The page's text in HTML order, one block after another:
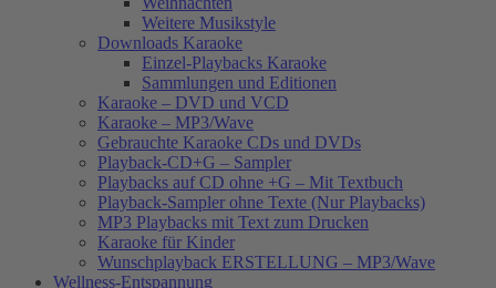
Weitere Musikstyle
Downloads Karaoke
Einzel-Playbacks Karaoke
Sammlungen und Editionen
Karaoke – DVD und VCD
Karaoke – MP3/Wave
Gebrauchte Karaoke CDs und DVDs
Playback-CD+G – Sampler
Playbacks auf CD ohne +G – Mit Textbuch
Playback-Sampler ohne Texte (Nur Playbacks)
MP3 Playbacks mit Text zum Drucken
Karaoke für Kinder
Wunschplayback ERSTELLUNG – MP3/Wave
Wellness-Entspannung